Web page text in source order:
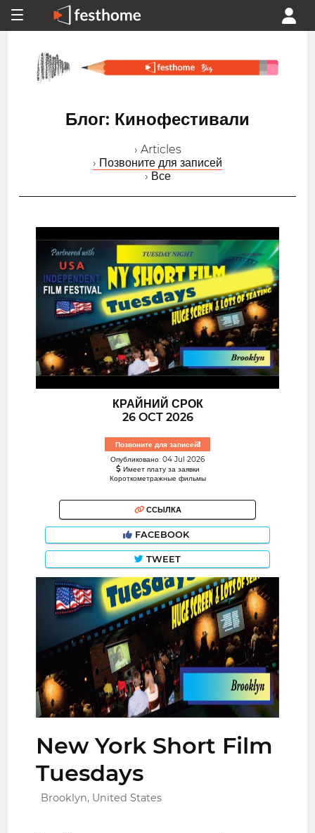
Блог: Кинофестивали
› Articles
› Позвоните для записей
› Все
КРАЙНИЙ СРОК
26 OCT 2026
Позвоните для записей!
Опубликовано: 04 Jul 2026
Имеет плату за заявки
Короткометражные фильмы
ССЫЛКА
FACEBOOK
TWEET
New York Short Film
Tuesdays
Brooklyn, United States